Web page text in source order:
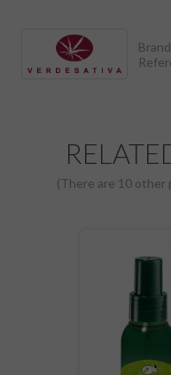
(There are 10 other